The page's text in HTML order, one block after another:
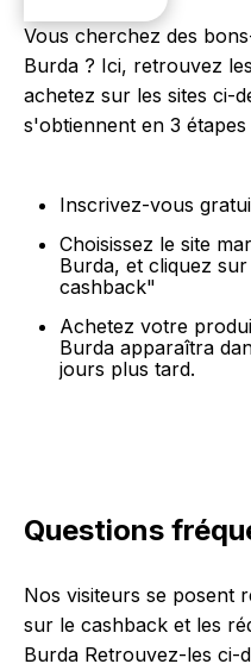
Vous cherchez des
Burda ? Ici, retrouvez
achetez sur les sites ci-
s'obtiennent en 3 étapes
Inscrivez-vous
Choisissez le site
Burda, et cliquez
cashback"
Achetez votre
Burda apparaîtra
jours plus tard.
Questions
Nos visiteurs se posent
sur le cashback et les
Burda Retrouvez-les ci-